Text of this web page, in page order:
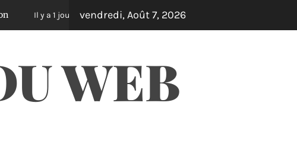
1 jour Assurance auto pro : différences taxi, vtc et loti
vendredi, Août 7, 2026
WEB